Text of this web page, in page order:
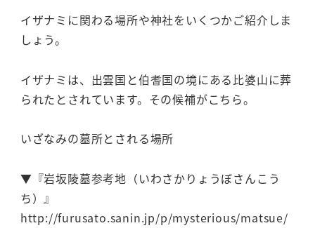
イザナミに関わる場所や神社をいくつかご紹介しま
しょう。
イザナミは、出雲国と伯耆国の境にある比婆山に葬
られたとされています。その候補がこちら。
いざなみの墓所とされる場所
▼『岩坂陵墓参考地（いわさかりょうぼさんこう
ち）』
http://furusato.sanin.jp/p/mysterious/matsue/